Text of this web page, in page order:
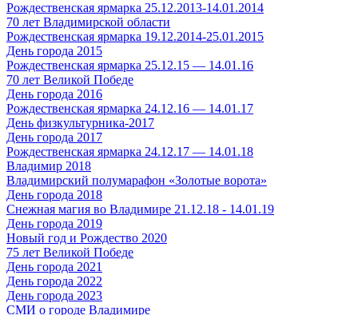
Рождественская ярмарка 25.12.2013-14.01.2014
70 лет Владимирской области
Рождественская ярмарка 19.12.2014-25.01.2015
День города 2015
Рождественская ярмарка 25.12.15 — 14.01.16
70 лет Великой Победе
День города 2016
Рождественская ярмарка 24.12.16 — 14.01.17
День физкультурника-2017
День города 2017
Рождественская ярмарка 24.12.17 — 14.01.18
Владимир 2018
Владимирский полумарафон «Золотые ворота»
День города 2018
Снежная магия во Владимире 21.12.18 - 14.01.19
День города 2019
Новый год и Рождество 2020
75 лет Великой Победе
День города 2021
День города 2022
День города 2023
СМИ о городе Владимире